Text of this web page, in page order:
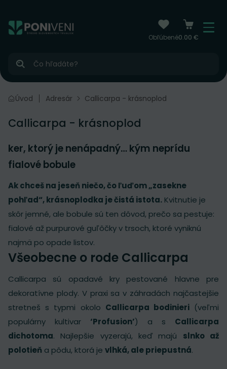
Obľúbené0.00 €
Menu
Hľadať
Úvod Adresár Callicarpa - krásnoplod
Callicarpa - krásnoplod
ker, ktorý je nenápadný… kým neprídu
fialové bobule
Ak chceš na jeseň niečo, čo ľuďom „zasekne
pohľad“, krásnoplodka je čistá istota. Kvitnutie je
skôr jemné, ale bobule sú ten dôvod, prečo sa pestuje:
fialové až purpurové guľôčky v trsoch, ktoré vyniknú
najmä po opade listov.
Všeobecne o rode Callicarpa
Callicarpa sú opadavé kry pestované hlavne pre
dekoratívne plody. V praxi sa v záhradách najčastejšie
stretneš s typmi okolo Callicarpa bodinieri(veľmi
populárny kultivar ‘Profusion’) a s Callicarpa
dichotoma. Najlepšie vyzerajú, keď majú slnko až
polotieň a pôdu, ktorá je vlhká, ale priepustná.